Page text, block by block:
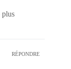
plus
RÉPONDRE